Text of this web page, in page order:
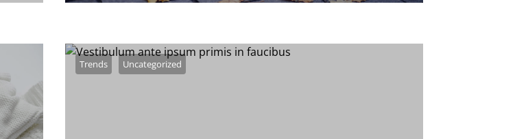
pharetra tortor dui, vel accumsan ligula suscipit vitae.
Pellentesque mollis, odio nec...
Trends Uncategorized